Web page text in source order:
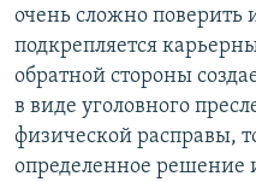
очень сложно поверить
подкрепляется
обратной стороны
в виде уголовного
физической расправы,
определенное решение